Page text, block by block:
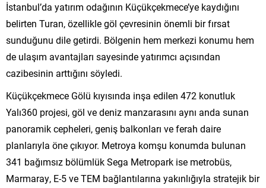
İstanbul’da yatırım odağının Küçükçekmece’ye kaydığını
belirten Turan, özellikle göl çevresinin önemli bir fırsat
sunduğunu dile getirdi. Bölgenin hem merkezi konumu hem
de ulaşım avantajları sayesinde yatırımcı açısından
cazibesinin arttığını söyledi.
Küçükçekmece Gölü kıyısında inşa edilen 472 konutluk
Yalı360 projesi, göl ve deniz manzarasını aynı anda sunan
panoramik cepheleri, geniş balkonları ve ferah daire
planlarıyla öne çıkıyor. Metroya komşu konumda bulunan
341 bağımsız bölümlük Sega Metropark ise metrobüs,
Marmaray, E-5 ve TEM bağlantılarına yakınlığıyla stratejik bir